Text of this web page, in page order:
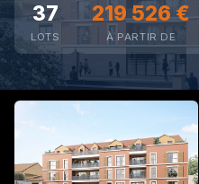
37
LOTS
219 526 €
À PARTIR DE